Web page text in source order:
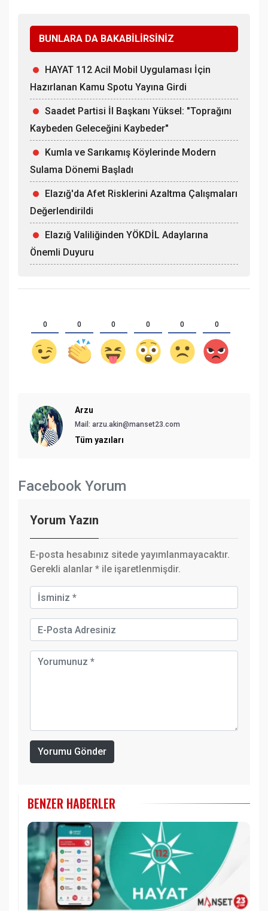
BUNLARA DA BAKABİLİRSİNİZ
HAYAT 112 Acil Mobil Uygulaması İçin
Hazırlanan Kamu Spotu Yayına Girdi
Saadet Partisi İl Başkanı Yüksel: "Toprağını
Kaybeden Geleceğini Kaybeder"
Kumla ve Sarıkamış Köylerinde Modern
Sulama Dönemi Başladı
Elazığ'da Afet Risklerini Azaltma Çalışmaları
Değerlendirildi
Elazığ Valiliğinden YÖKDİL Adaylarına
Önemli Duyuru
0 0 0 0 0 0
Arzu
Mail: arzu.akin@manset23.com
Tüm yazıları
Facebook Yorum
Yorum Yazın
E-posta hesabınız sitede yayımlanmayacaktır.
Gerekli alanlar * ile işaretlenmişdir.
Yorumu Gönder
BENZER HABERLER